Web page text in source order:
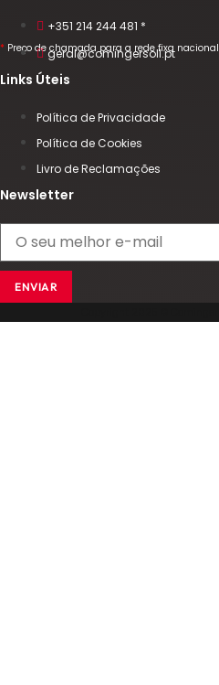
+351 214 244 481 *
* Preço de chamada para a rede fixa nacional
geral@comingersoll.pt
Links Úteis
Política de Privacidade
Política de Cookies
Livro de Reclamações
Newsletter
ENVIAR